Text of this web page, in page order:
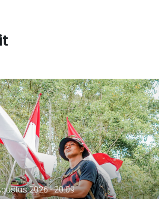
2026 - 20:09